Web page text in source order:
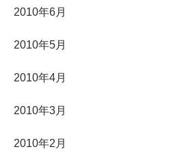
2010年6月
2010年5月
2010年4月
2010年3月
2010年2月